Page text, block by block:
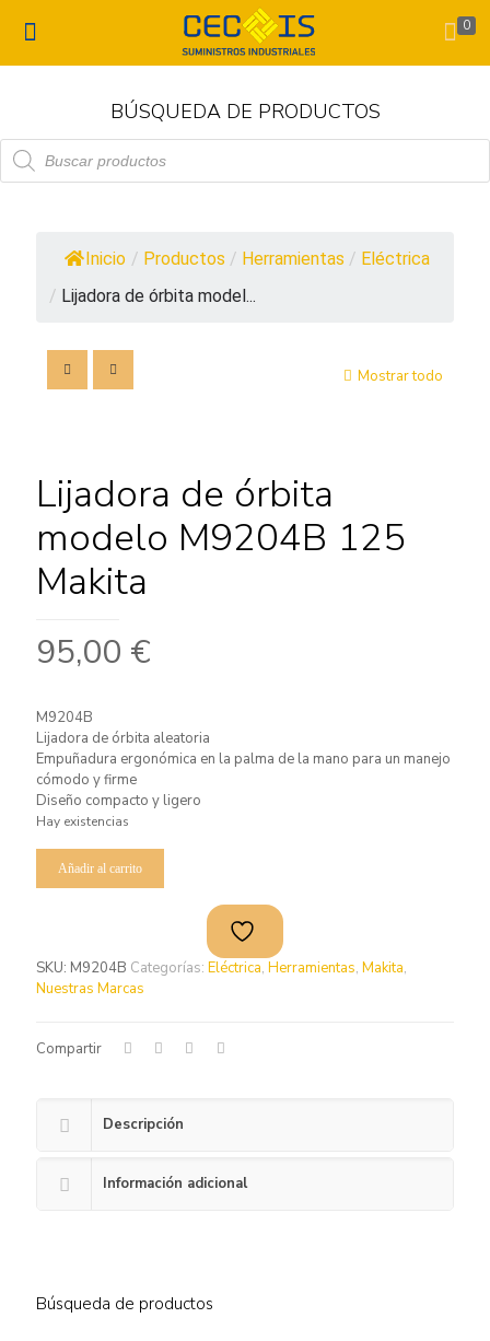
0
BÚSQUEDA DE PRODUCTOS
Búsqueda
de
productos
Inicio / Productos / Herramientas / Eléctrica
/ Lijadora de órbita model...
Mostrar todo
Lijadora de órbita
modelo M9204B 125
Makita
95,00 €
M9204B
Lijadora de órbita aleatoria
Empuñadura ergonómica en la palma de la mano para un manejo
cómodo y firme
Diseño compacto y ligero
Hay existencias
Añadir al carrito
SKU: M9204B Categorías: Eléctrica, Herramientas, Makita,
Nuestras Marcas
Compartir
Descripción
Información adicional
Búsqueda de productos